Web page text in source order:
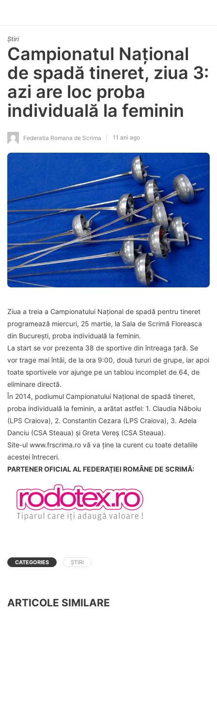
Știri
Campionatul Național
de spadă tineret, ziua 3:
azi are loc proba
individuală la feminin
Federatia Romana de Scrima 11 ani ago
Ziua a treia a Campionatului Național de spadă pentru tineret
programează miercuri, 25 martie, la Sala de Scrimă Floreasca
din București, proba individuală la feminin.
La start se vor prezenta 38 de sportive din întreaga țară. Se
vor trage mai întâi, de la ora 9:00, două tururi de grupe, iar apoi
toate sportivele vor ajunge pe un tablou incomplet de 64, de
eliminare directă.
În 2014, podiumul Campionatului Național de spadă tineret,
proba individuală la feminin, a arătat astfel: 1. Claudia Năboiu
(LPS Craiova), 2. Constantin Cezara (LPS Craiova), 3. Adela
Danciu (CSA Steaua) și Greta Vereș (CSA Steaua).
Site-ul www.frscrima.ro vă va ține la curent cu toate detaliile
acestei întreceri.
PARTENER OFICIAL AL FEDERAȚIEI ROMÂNE DE SCRIMĂ:
CATEGORIES ȘTIRI
ARTICOLE SIMILARE